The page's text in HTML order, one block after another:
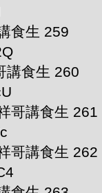
食生 259
講食生 260
哥講食生 261
哥講食生 262